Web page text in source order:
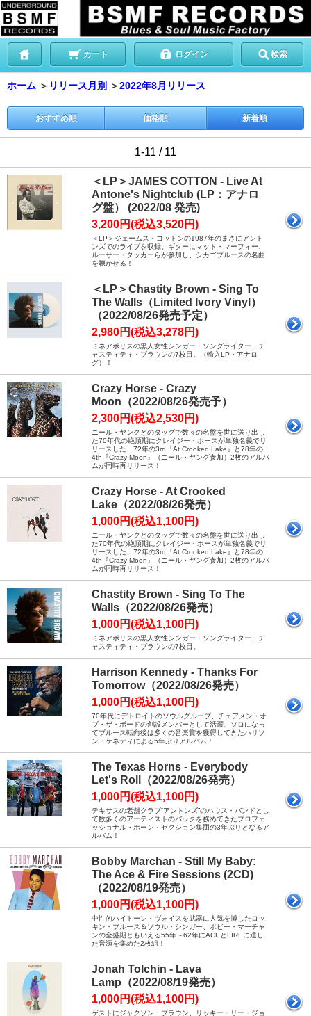
カート ログイン 検索
ホーム ＞ リリース月別 ＞2022年8月リリース
おすすめ順 価格順 新着順
1-11 / 11
＜LP＞JAMES COTTON - Live At
Antone's Nightclub (LP：アナロ
グ盤） (2022/08 発売)
3,200円(税込3,520円)
＜LP＞ジェームス・コットンの1987年のまさにアント
ンズでのライブを収録。ギターにマット・マーフィー、
ルーサー・タッカーらが参加し、シカゴブルースの名曲
を聴かせる！
＜LP＞Chastity Brown - Sing To
The Walls（Limited Ivory Vinyl）
（2022/08/26発売予定）
2,980円(税込3,278円)
ミネアポリスの黒人女性シンガー・ソングライター、チ
ャスティティ・ブラウンの7枚目。（輸入LP・アナロ
グ）！
Crazy Horse - Crazy
Moon（2022/08/26発売予）
2,300円(税込2,530円)
ニール・ヤングとのタッグで数々の名盤を世に送り出し
た70年代の絶頂期にクレイジー・ホースが単独名義でリ
リースした、72年の3rd『At Crooked Lake』と78年の
4th『Crazy Moon』（ニール・ヤング参加）2枚のアルバ
ムが同時再リリース！
Crazy Horse - At Crooked
Lake（2022/08/26発売）
1,000円(税込1,100円)
ニール・ヤングとのタッグで数々の名盤を世に送り出し
た70年代の絶頂期にクレイジー・ホースが単独名義でリ
リースした、72年の3rd『At Crooked Lake』と78年の
4th『Crazy Moon』（ニール・ヤング参加）2枚のアルバ
ムが同時再リリース！
Chastity Brown - Sing To The
Walls（2022/08/26発売）
1,000円(税込1,100円)
ミネアポリスの黒人女性シンガー・ソングライター、チ
ャスティティ・ブラウンの7枚目。
Harrison Kennedy - Thanks For
Tomorrow（2022/08/26発売）
1,000円(税込1,100円)
70年代にデトロイトのソウルグループ、チェアメン・オ
ブ・ザ・ボードの創設メンバーとして活躍、ソロになっ
てブルース転向後は多くの音楽賞を獲得してきたハリソ
ン・ケネディによる5年ぶりアルバム！
The Texas Horns - Everybody
Let's Roll（2022/08/26発売）
1,000円(税込1,100円)
テキサスの老舗クラブ“アントンズ”のハウス・バンドとし
て数多くのアーティストのバックを務めてきたプロフェ
ッショナル・ホーン・セクション集団の3年ぶりとなるア
ルバム！
Bobby Marchan - Still My Baby:
The Ace & Fire Sessions (2CD)
（2022/08/19発売）
1,000円(税込1,100円)
中性的ハイトーン・ヴォイスを武器に人気を博したロッ
キン・ブルース＆ソウル・シンガー、ボビー・マーチャ
ンの全盛期ともいえる55年～62年にACEとFIREに遺し
た音源を集めた2枚組！
Jonah Tolchin - Lava
Lamp（2022/08/19発売）
1,000円(税込1,100円)
ゲストにジャクソン・ブラウン、リッキー・リー・ジョ